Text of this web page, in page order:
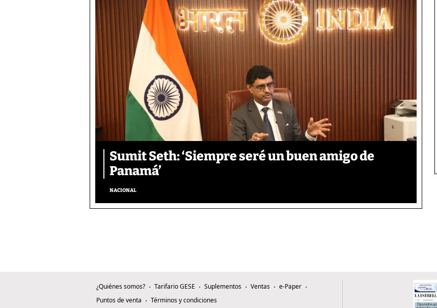
Sumit Seth: ‘Siempre seré un buen amigo de
Panamá’
NACIONAL
¿Quiénes somos? Tarifario GESE Suplementos Ventas
e-Paper
Puntos de venta
Términos y condiciones